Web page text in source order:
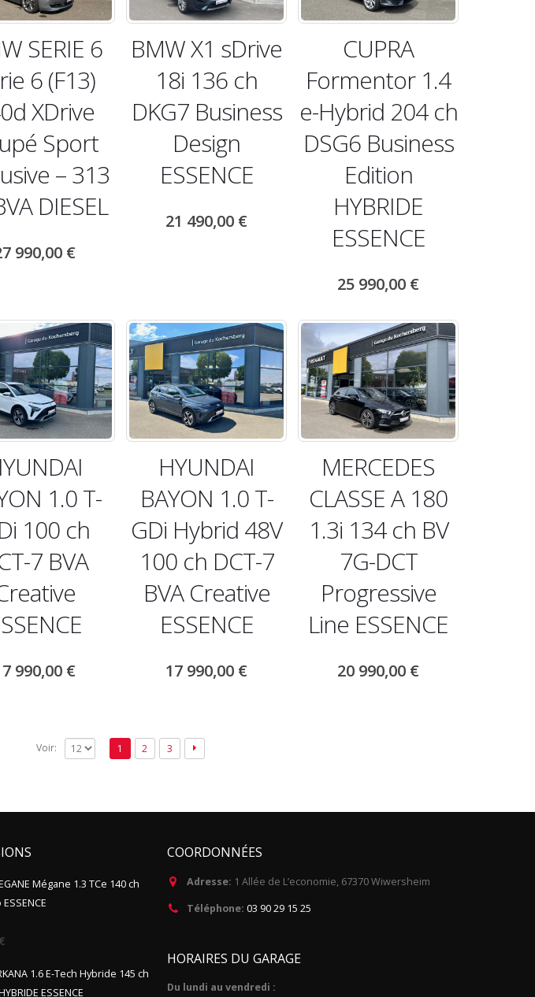
SERIE 6
6 (F13)
XDrive
Sport
– 313
DIESEL
990,00 €
BMW X1 sDrive
18i 136 ch
DKG7 Business
Design
ESSENCE
21 490,00 €
CUPRA
Formentor 1.4
e-Hybrid 204 ch
DSG6 Business
Edition
HYBRIDE
ESSENCE
25 990,00 €
1.0 T-
100 ch
7 BVA
990,00 €
HYUNDAI
BAYON 1.0 T-
GDi Hybrid 48V
100 ch DCT-7
BVA Creative
ESSENCE
17 990,00 €
MERCEDES
CLASSE A 180
1.3i 134 ch BV
7G-DCT
Progressive
Line ESSENCE
20 990,00 €
Voir: 1 2 3
Mégane 1.3 TCe 140 ch
€
1.6 E-Tech Hybride 145 ch
ESSENCE
COORDONNÉES
Adresse: 1 Allée de L’economie, 67370 Wiwersheim
Téléphone: 03 90 29 15 25
HORAIRES DU GARAGE
Du lundi au vendredi :